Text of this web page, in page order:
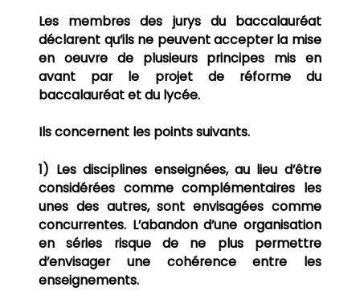
Les membres des jurys du baccalauréat
déclarent qu’ils ne peuvent accepter la mise
en oeuvre de plusieurs principes mis en
avant par le projet de réforme du
baccalauréat et du lycée.
Ils concernent les points suivants.
1) Les disciplines enseignées, au lieu d’être
considérées comme complémentaires les
unes des autres, sont envisagées comme
concurrentes. L’abandon d’une organisation
en séries risque de ne plus permettre
d’envisager une cohérence entre les
enseignements.